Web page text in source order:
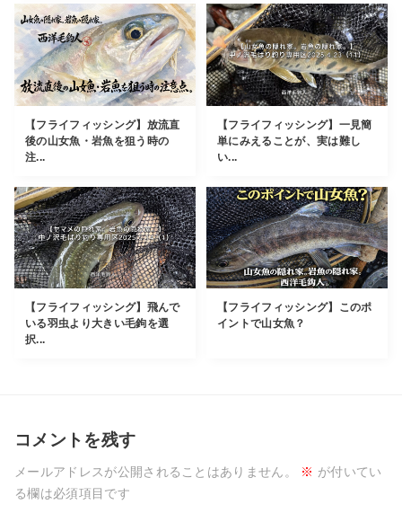
【フライフィッシング】放流直
後の山女魚・岩魚を狙う時の
注...
【フライフィッシング】一見簡
単にみえることが、実は難し
い...
【フライフィッシング】飛んで
いる羽虫より大きい毛鉤を選
択...
【フライフィッシング】このポ
イントで山女魚？
コメントを残す
メールアドレスが公開されることはありません。 ※ が付いてい
る欄は必須項目です